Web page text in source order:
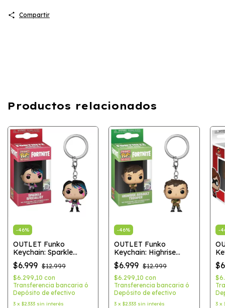
Compartir
Productos relacionados
-46%
OUTLET Funko
Keychain: Sparkle
Specialist - Fortnite
(Games)
$6.999 $12.999
$6.299,10 con
Transferencia bancaria ó
Depósito de efectivo
3 x $2.333 sin interés
-46%
OUTLET Funko
Keychain: Highrise
Assault Trooper -
Fortnite (Games)
$6.999 $12.999
$6.299,10con
Transferencia bancaria ó
Depósito de efectivo
3 x$2.333 sin interés
-
3 x